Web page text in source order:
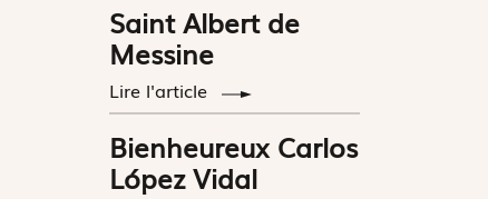
Saint Albert de
Messine
Lire l'article
Bienheureux Carlos
López Vidal